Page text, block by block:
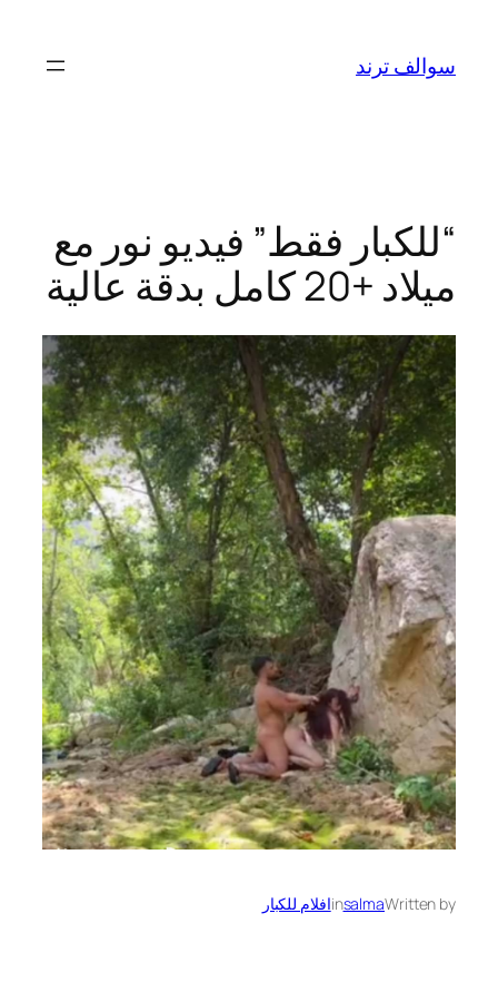
المحتوى
سوالف ترند
“للكبار فقط” فيديو نور مع
ميلاد +20 كامل بدقة عالية
Written by
salma
inافلام للكبار